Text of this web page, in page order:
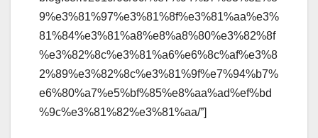
9%e3%81%97%e3%81%8f%e3%81%aa%e3%
81%84%e3%81%a8%e8%a8%80%e3%82%8f
%e3%82%8c%e3%81%a6%e6%8c%af%e3%8
2%89%e3%82%8c%e3%81%9f%e7%94%b7%
e6%80%a7%e5%bf%85%e8%aa%ad%ef%bd
%9c%e3%81%82%e3%81%aa/”]